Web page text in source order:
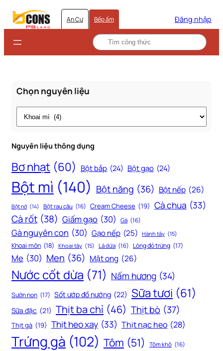
An Cư Bếp ấm Đăng nhập
Chọn nguyên liệu
Thẻ
Nguyên liệu thông dụng
Bơ nhạt (60) Bột bắp (24) Bột gạo (24)
Bột mì (140) Bột năng (36) Bột nếp (26)
Bột nở (14) Bột rau câu (16) Cream Cheese (19) Cà chua (33)
Cà rốt (38) Giấm gạo (30) Gà (16)
Gà nguyên con (30) Gạo nếp (25) Hành tây (15)
Khoai môn (18) Khoai tây (15) Lá dứa (16) Lòng đỏ trứng (17)
Me (30) Men (36) Mật ong (26)
Nước cốt dừa (71) Nấm hương (34)
Sườn non (17) Sốt ướp đồ nướng (22) Sữa tươi (61)
Sữa đặc (21) Thịt ba chỉ (46) Thịt bò (37)
Thịt gà (19) Thịt heo xay (33) Thịt nạc heo (28)
Trứng gà (102) Tôm (51) Tôm khô (16)